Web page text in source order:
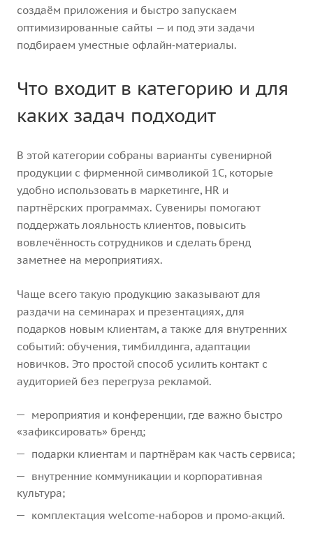
создаём приложения и быстро запускаем
оптимизированные сайты — и под эти задачи
подбираем уместные офлайн‑материалы.
Что входит в категорию и для
каких задач подходит
В этой категории собраны варианты сувенирной
продукции с фирменной символикой 1С, которые
удобно использовать в маркетинге, HR и
партнёрских программах. Сувениры помогают
поддержать лояльность клиентов, повысить
вовлечённость сотрудников и сделать бренд
заметнее на мероприятиях.
Чаще всего такую продукцию заказывают для
раздачи на семинарах и презентациях, для
подарков новым клиентам, а также для внутренних
событий: обучения, тимбилдинга, адаптации
новичков. Это простой способ усилить контакт с
аудиторией без перегруза рекламой.
мероприятия и конференции, где важно быстро
«зафиксировать» бренд;
подарки клиентам и партнёрам как часть сервиса;
внутренние коммуникации и корпоративная
культура;
комплектация welcome‑наборов и промо‑акций.